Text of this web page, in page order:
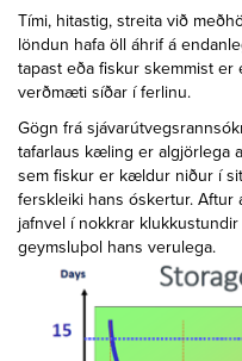
Tími, hitastig, streita við
löndun hafa öll áhrif á
tapast eða fiskur skemmist
verðmæti síðar í ferlinu.
Gögn frá
tafarlaus kæling er algjörlega
sem fiskur er kældur niður í
ferskleiki hans óskertur.
jafnvel í nokkrar
geymsluþol hans verulega.